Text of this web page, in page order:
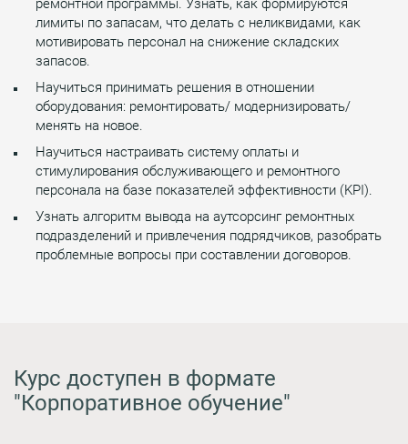
ремонтной программы. Узнать, как формируются
лимиты по запасам, что делать с неликвидами, как
мотивировать персонал на снижение складских
запасов.
Научиться принимать решения в отношении
оборудования: ремонтировать/ модернизировать/
менять на новое.
Научиться настраивать систему оплаты и
стимулирования обслуживающего и ремонтного
персонала на базе показателей эффективности (KPI).
Узнать алгоритм вывода на аутсорсинг ремонтных
подразделений и привлечения подрядчиков, разобрать
проблемные вопросы при составлении договоров.
Курс доступен в формате
"Корпоративное обучение"